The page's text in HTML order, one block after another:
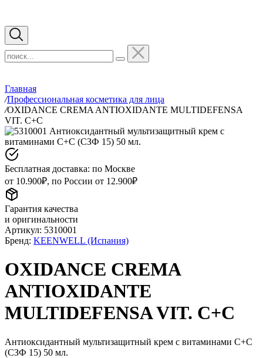
Главная
/Профессиональная косметика для лица
/OXIDANCE CREMA ANTIOXIDANTE MULTIDEFENSA
VIT. C+C
Бесплатная доставка: по Москве
от 10.900₽, по России от 12.900₽
Гарантия качества
и оригинальности
Артикул: 5310001
Бренд: KEENWELL (Испания)
OXIDANCE CREMA
ANTIOXIDANTE
MULTIDEFENSA VIT. C+C
Антиоксидантный мультизащитный крем с витаминами C+C
(СЗФ 15) 50 мл.